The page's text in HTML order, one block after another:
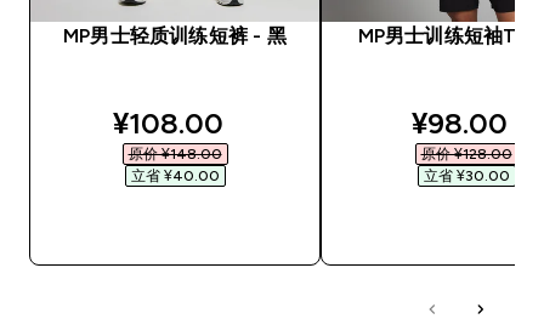
MP男士轻质训练短裤 - 黑
discounted price
¥108.00‎
原价 ¥148.00‎
立省 ¥40.00‎
MP男士训练短袖T恤
¥98.00‎
原价 ¥128.00‎
立省 ¥30.00‎